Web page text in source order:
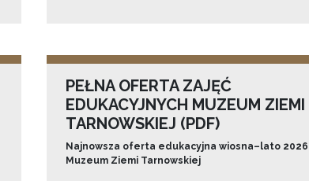
PEŁNA OFERTA ZAJĘĆ
EDUKACYJNYCH MUZEUM ZIEMI
TARNOWSKIEJ (PDF)
Najnowsza oferta edukacyjna wiosna–lato 2026
Muzeum Ziemi Tarnowskiej